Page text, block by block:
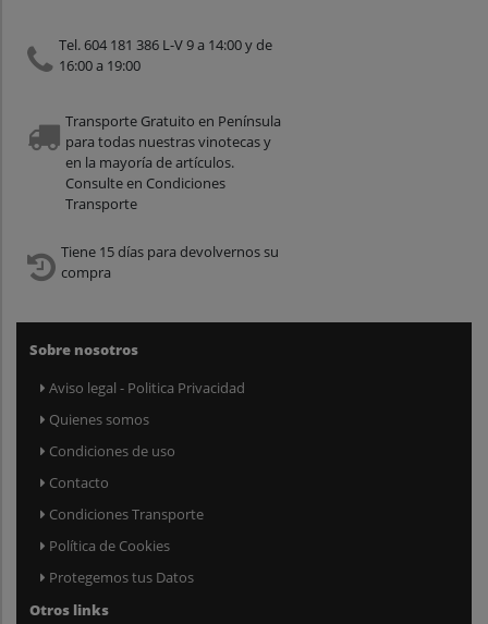
Tel. 604 181 386 L-V 9 a 14:00 y de
16:00 a 19:00
Transporte Gratuito en Península
para todas nuestras vinotecas y
en la mayoría de artículos.
Consulte en Condiciones
Transporte
Tiene 15 días para devolvernos su
compra
Sobre nosotros
Aviso legal - Politica Privacidad
Quienes somos
Condiciones de uso
Contacto
Condiciones Transporte
Política de Cookies
Protegemos tus Datos
Otros links